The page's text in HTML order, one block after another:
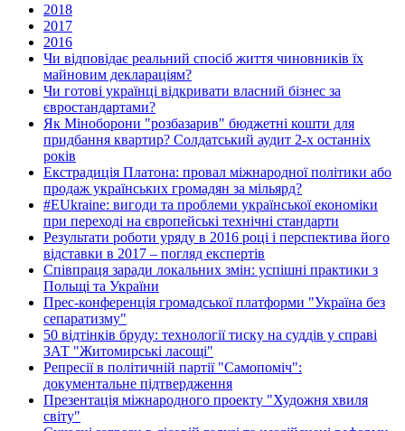
2018
2017
2016
Чи відповідає реальний спосіб життя чиновників їх
майновим деклараціям?
Чи готові українці відкривати власний бізнес за
євростандартами?
Як Міноборони "розбазарив" бюджетні кошти для
придбання квартир? Солдатський аудит 2-х останніх
років
Екстрадиція Платона: провал міжнародної політики або
продаж українських громадян за мільярд?
#EUkraine: вигоди та проблеми української економіки
при переході на європейські технічні стандарти
Результати роботи уряду в 2016 році і перспектива його
відставки в 2017 – погляд експертів
Співпраця заради локальних змін: успішні практики з
Польщі та України
Прес-конференція громадської платформи "Україна без
сепаратизму"
50 відтінків бруду: технології тиску на суддів у справі
ЗАТ "Житомирські ласощі"
Репресії в політичній партії "Самопоміч":
документальне підтвердження
Презентація міжнародного проекту "Художня хвиля
світу"